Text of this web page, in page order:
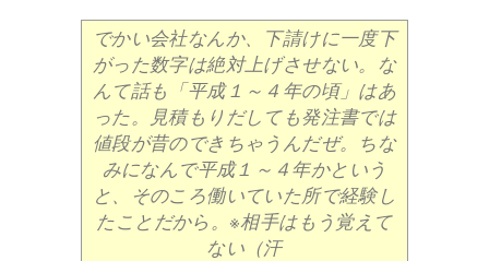
でかい会社なんか、下請けに一度下
がった数字は絶対上げさせない。な
んて話も「平成１～４年の頃」はあ
った。見積もりだしても発注書では
値段が昔のできちゃうんだぜ。ちな
みになんで平成１～４年かという
と、そのころ働いていた所で経験し
たことだから。※相手はもう覚えて
ない（汗